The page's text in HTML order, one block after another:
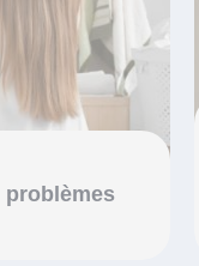
problèmes